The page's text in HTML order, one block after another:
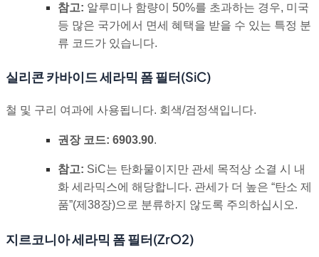
참고: 알루미나 함량이 50%를 초과하는 경우, 미국
등 많은 국가에서 면세 혜택을 받을 수 있는 특정 분
류 코드가 있습니다.
실리콘 카바이드 세라믹 폼 필터(SiC)
철 및 구리 여과에 사용됩니다. 회색/검정색입니다.
권장 코드: 6903.90.
참고: SiC는 탄화물이지만 관세 목적상 소결 시 내
화 세라믹스에 해당합니다. 관세가 더 높은 “탄소 제
품”(제38장)으로 분류하지 않도록 주의하십시오.
지르코니아 세라믹 폼 필터(ZrO2)